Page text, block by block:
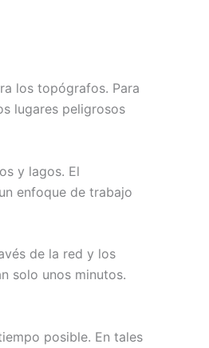
los topógrafos. Para
lugares peligrosos
y lagos. El
enfoque de trabajo
de la red y los
solo unos minutos.
posible. En tales